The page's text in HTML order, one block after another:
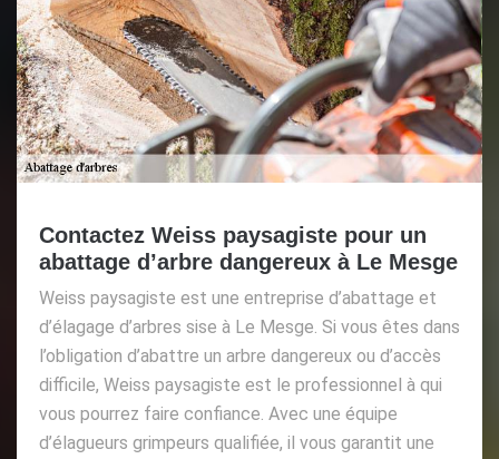
Contactez Weiss paysagiste pour un
abattage d’arbre dangereux à Le Mesge
Weiss paysagiste est une entreprise d’abattage et
d’élagage d’arbres sise à Le Mesge. Si vous êtes dans
l’obligation d’abattre un arbre dangereux ou d’accès
difficile, Weiss paysagiste est le professionnel à qui
vous pourrez faire confiance. Avec une équipe
d’élagueurs grimpeurs qualifiée, il vous garantit une